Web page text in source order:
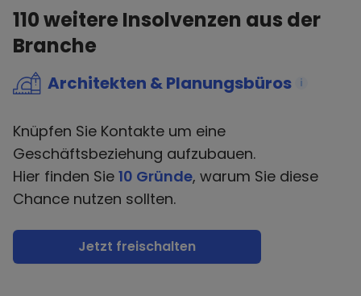
110weitere Insolvenzen aus der
Branche
Architekten & Planungsbüros i
Knüpfen Sie Kontakte um eine
Geschäftsbeziehung aufzubauen.
Hier finden Sie 10 Gründe, warum Sie diese
Chance nutzen sollten.
Jetzt freischalten